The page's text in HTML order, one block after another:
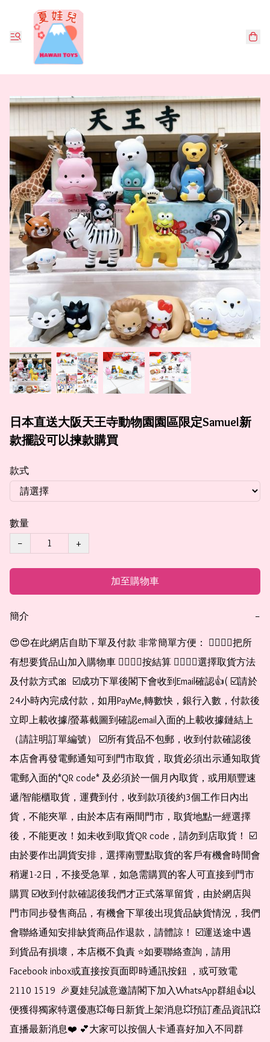
日本直送大阪天王寺動物園園區限定Samuel新
款擺設可以揀款購買
款式
數量
−
+
加至購物車
簡介 −
😍😍在此網店自助下單及付款 非常簡單方便： 👉🏻👉🏻把所
有想要貨品山加入購物車 👉🏻👉🏻按結算 👉🏻👉🏻選擇取貨方法
及付款方式🎀  ☑️成功下單後閣下會收到Email確認👍( ☑️請於
24小時內完成付款，如用PayMe,轉數快，銀行入數，付款後
立即上載收據/螢幕截圖到確認email入面的上載收據鏈結上
（請註明訂單編號） ☑️所有貨品不包郵，收到付款確認後
本店會再發電郵通知可到門市取貨，取貨必須出示通知取貨
電郵入面的*QR code* 及必須於一個月內取貨，或用順豐速
遞/智能櫃取貨，運費到付，收到款項後約3個工作日內出
貨，不能夾單，由於本店有兩間門市，取貨地點一經選擇
後，不能更改！如未收到取貨QR code，請勿到店取貨！ ☑️
由於要作出調貨安排，選擇南豐點取貨的客戶有機會時間會
稍遲1-2日，不接受急單，如急需購買的客人可直接到門市
購買 ☑️收到付款確認後我們才正式落單留貨，由於網店與
門市同步發售商品，有機會下單後出現貨品缺貨情況，我們
會聯絡通知安排缺貨商品作退款，請體諒！ ☑️運送途中遇
到貨品有損壞，本店概不負責 ⭐️如要聯絡查詢，請用
Facebook inbox或直接按頁面即時通訊按鈕 ，或可致電
2110 1519  🎉夏娃兒誠意邀請閣下加入WhatsApp群組👍以
便獲得獨家特選優惠💥每日新貨上架消息💥預訂產品資訊💥
直播最新消息❤️ 💕大家可以按個人卡通喜好加入不同群